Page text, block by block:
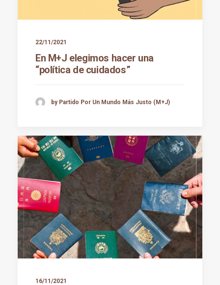
22/11/2021
En M+J elegimos hacer una
“política de cuidados”
by Partido Por Un Mundo Más Justo (M+J)
16/11/2021